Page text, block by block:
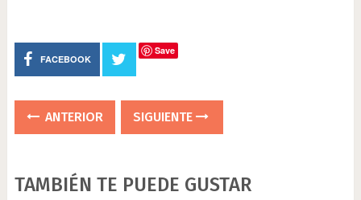
FACEBOOK
Save
ANTERIOR SIGUIENTE
TAMBIÉN TE PUEDE GUSTAR